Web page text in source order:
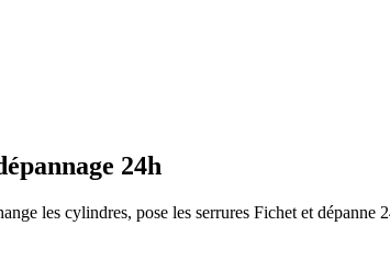
24h
les cylindres, pose les serrures Fichet et dépanne